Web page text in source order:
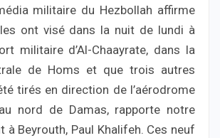
militaire du Hezbollah affirme
ont visé dans la nuit de lundi à
militaire d’Al-Chaayrate, dans la
de Homs et que trois autres
tirés en direction de l’aérodrome
nord de Damas, rapporte notre
à Beyrouth, Paul Khalifeh. Ces neuf